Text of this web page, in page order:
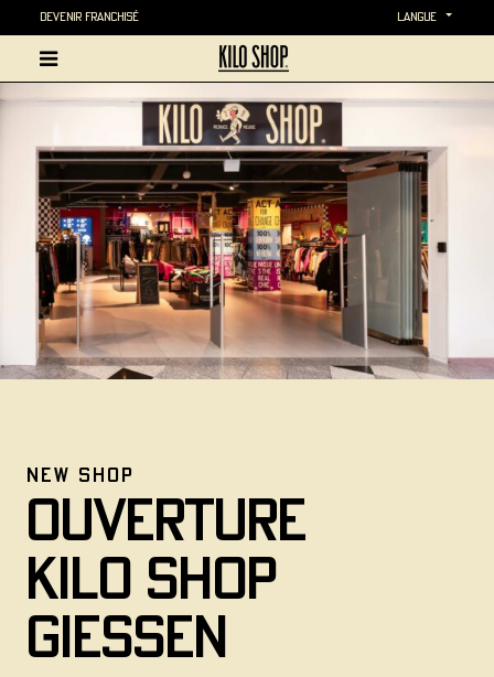
Devenir Franchisé langue
new shop
ouverture
Kilo Shop
GIESSEN